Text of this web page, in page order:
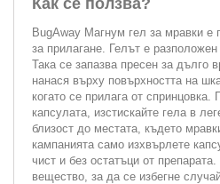
BugAway Магнум гел за мравки е
за прилагане. Гелът е
Така се запазва пресен за дълго
нанася върху повърхността на
когато се прилага от спринцовка.
капсулата, изстискайте гела в
близост до местата, където
кампанията само изхвърлете
чист и без остатъци от
вещество, за да се избегне